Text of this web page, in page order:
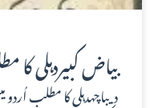
بياض كبيردہلی
دیباچهدہلی کا مطلب